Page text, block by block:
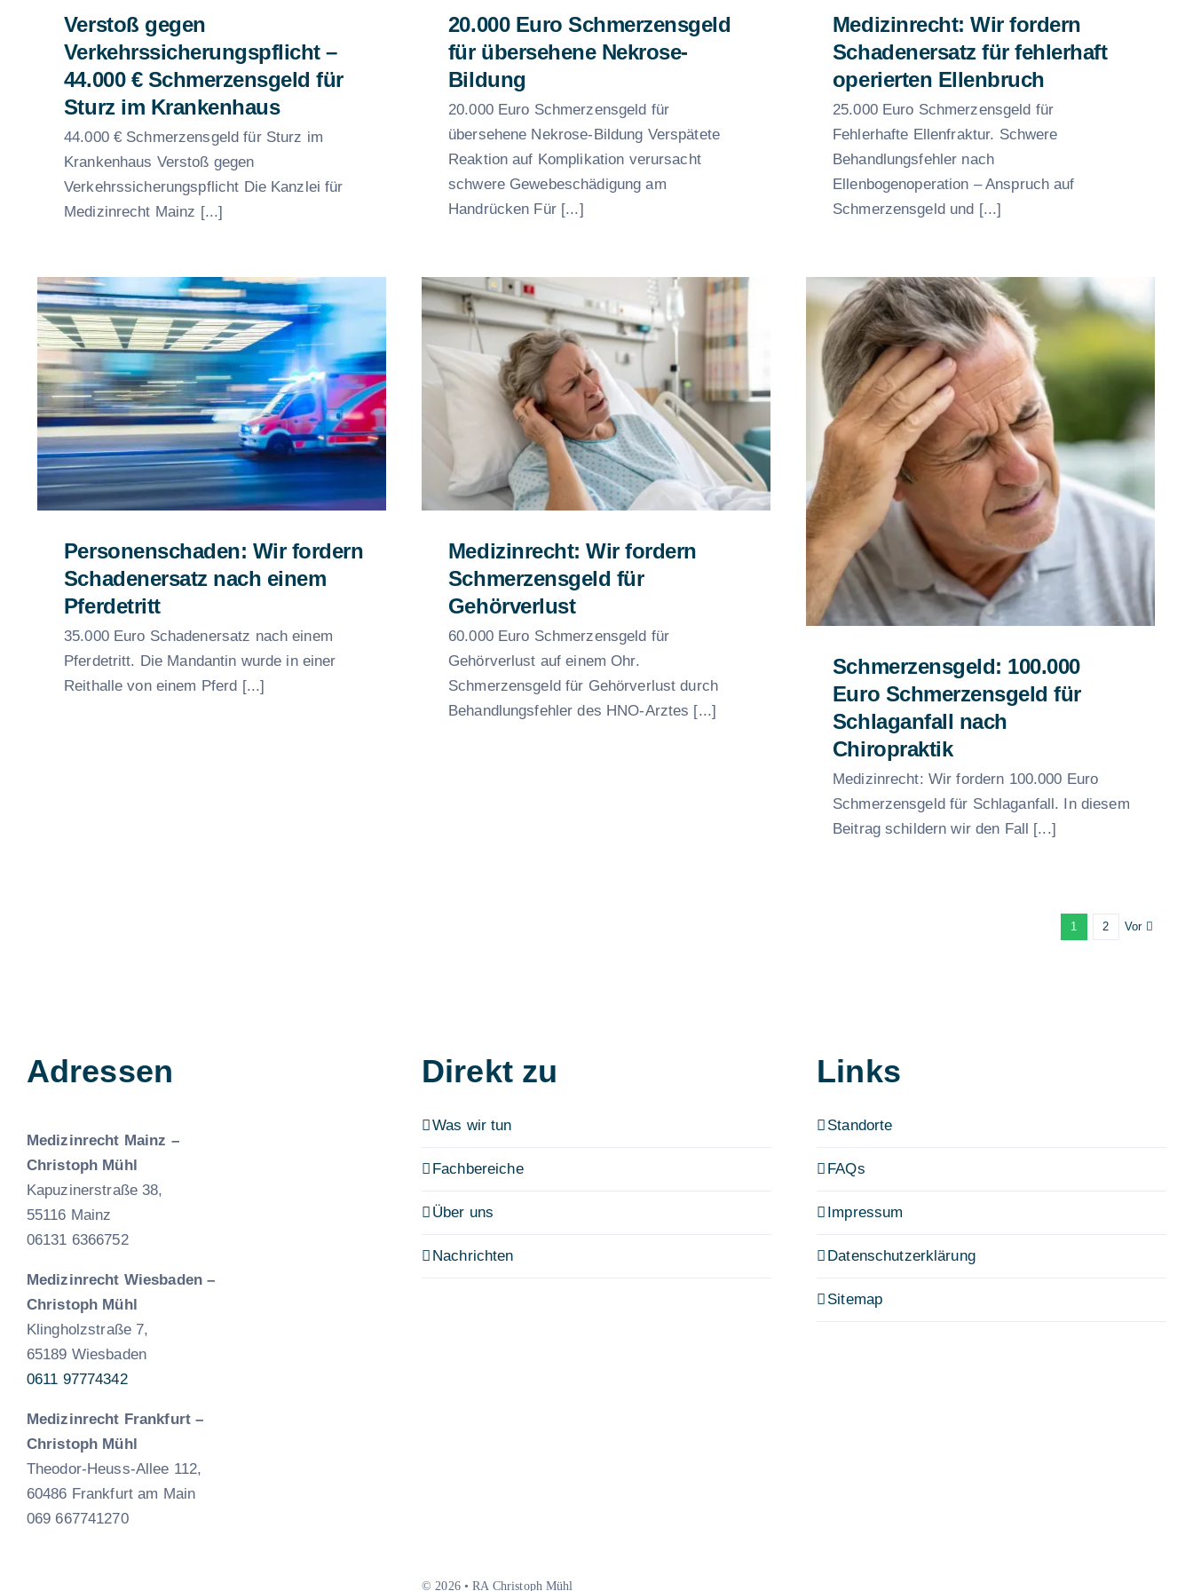
Verstoß gegen
Verkehrssicherungspflicht –
44.000 € Schmerzensgeld für
Sturz im Krankenhaus
44.000 € Schmerzensgeld für Sturz im
Krankenhaus Verstoß gegen
Verkehrssicherungspflicht Die Kanzlei für
Medizinrecht Mainz [...]
20.000 Euro Schmerzensgeld
für übersehene Nekrose-
Bildung
20.000 Euro Schmerzensgeld für
übersehene Nekrose-Bildung Verspätete
Reaktion auf Komplikation verursacht
schwere Gewebeschädigung am
Handrücken Für [...]
Medizinrecht: Wir fordern
Schadenersatz für fehlerhaft
operierten Ellenbruch
25.000 Euro Schmerzensgeld für
Fehlerhafte Ellenfraktur. Schwere
Behandlungsfehler nach
Ellenbogenoperation – Anspruch auf
Schmerzensgeld und [...]
Personenschaden: Wir fordern
Schadenersatz nach einem
Pferdetritt
35.000 Euro Schadenersatz nach einem
Pferdetritt. Die Mandantin wurde in einer
Reithalle von einem Pferd [...]
Medizinrecht: Wir fordern
Schmerzensgeld für
Gehörverlust
60.000 Euro Schmerzensgeld für
Gehörverlust auf einem Ohr.
Schmerzensgeld für Gehörverlust durch
Behandlungsfehler des HNO-Arztes [...]
Schmerzensgeld: 100.000
Euro Schmerzensgeld für
Schlaganfall nach
Chiropraktik
Medizinrecht: Wir fordern 100.000 Euro
Schmerzensgeld für Schlaganfall. In diesem
Beitrag schildern wir den Fall [...]
1 2 Vor
Adressen
Medizinrecht Mainz –
Christoph Mühl
Kapuzinerstraße 38,
55116 Mainz
06131 6366752
Medizinrecht Wiesbaden –
Christoph Mühl
Klingholzstraße 7,
65189 Wiesbaden
0611 97774342
Medizinrecht Frankfurt–
Christoph Mühl
Theodor-Heuss-Allee 112,
60486 Frankfurt am Main
069 667741270
Direkt zu
Was wir tun
Fachbereiche
Über uns
Nachrichten
Links
Standorte
FAQs
Impressum
Datenschutzerklärung
Sitemap
© 2026 • RA Christoph Mühl